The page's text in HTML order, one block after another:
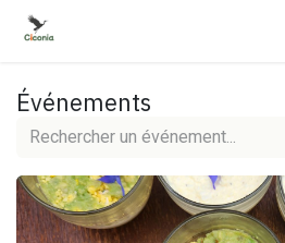
Se rendre au contenu
Événements